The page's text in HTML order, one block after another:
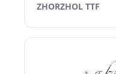
ZHORZHOL TTF